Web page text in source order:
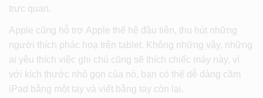
trực quan.
Apple cũng hỗ trợ Apple thế hệ đầu tiên, thu hút những
người thích phác hoạ trên tablet. Không những vậy, những
ai yêu thích việc ghi chú cũng sẽ thích chiếc máy này, vì
với kích thước nhỏ gọn của nó, bạn có thể dễ dàng cầm
iPad bằng một tay và viết bằng tay còn lại.